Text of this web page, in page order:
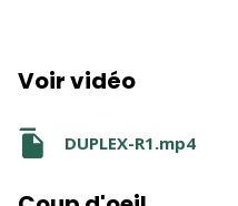
Voir vidéo
DUPLEX-R1.mp4